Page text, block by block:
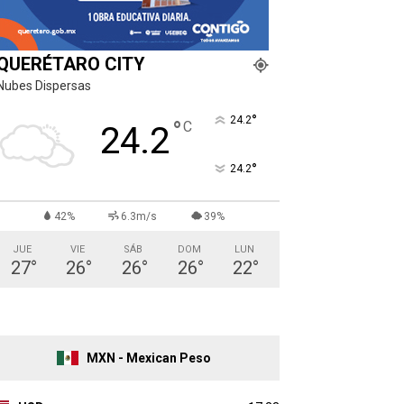
CITY
Dispersas
24.2°C 24.2°
24.2°
42% 6.3m/s 39%
JUE
27°
VIE
26°
SÁB
26°
DOM
26°
LUN
22°
MXN - Mexican Peso